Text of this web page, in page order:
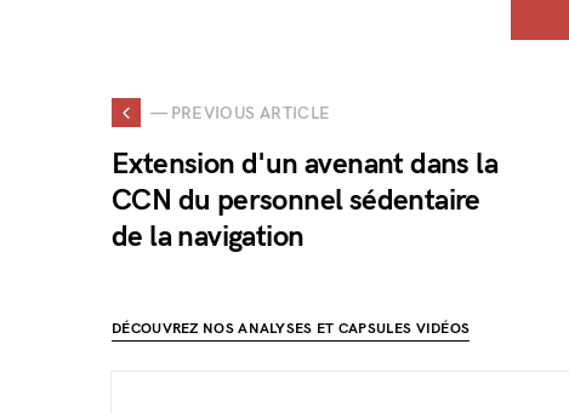
— PREVIOUS ARTICLE
Extension d'un avenant dans la
CCN du personnel sédentaire
de la navigation
DÉCOUVREZ NOS ANALYSES ET CAPSULES VIDÉOS